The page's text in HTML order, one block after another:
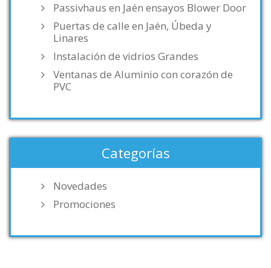
Passivhaus en Jaén ensayos Blower Door
Puertas de calle en Jaén, Úbeda y
Linares
Instalación de vidrios Grandes
Ventanas de Aluminio con corazón de
PVC
Categorías
Novedades
Promociones